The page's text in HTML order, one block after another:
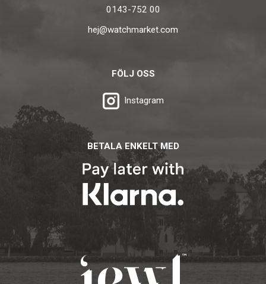
0143-752 00
hej@watchmarket.com
FÖLJ OSS
Instagram
BETALA ENKELT MED